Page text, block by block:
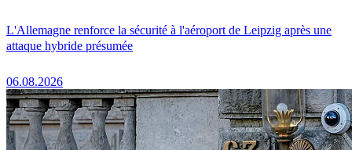
L'Allemagne renforce la sécurité à l'aéroport de Leipzig après une
attaque hybride présumée
06.08.2026